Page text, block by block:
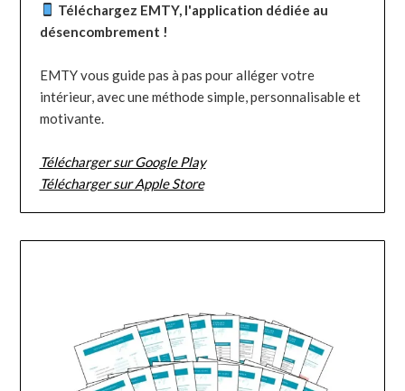
Téléchargez EMTY, l'application dédiée au
désencombrement !
EMTY vous guide pas à pas pour alléger votre
intérieur, avec une méthode simple, personnalisable et
motivante.
Télécharger sur Google Play
Télécharger sur Apple Store